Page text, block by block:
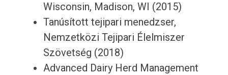
Wisconsin, Madison, WI (2015)
Tanúsított tejipari menedzser,
Nemzetközi Tejipari Élelmiszer
Szövetség (2018)
Advanced Dairy Herd Management